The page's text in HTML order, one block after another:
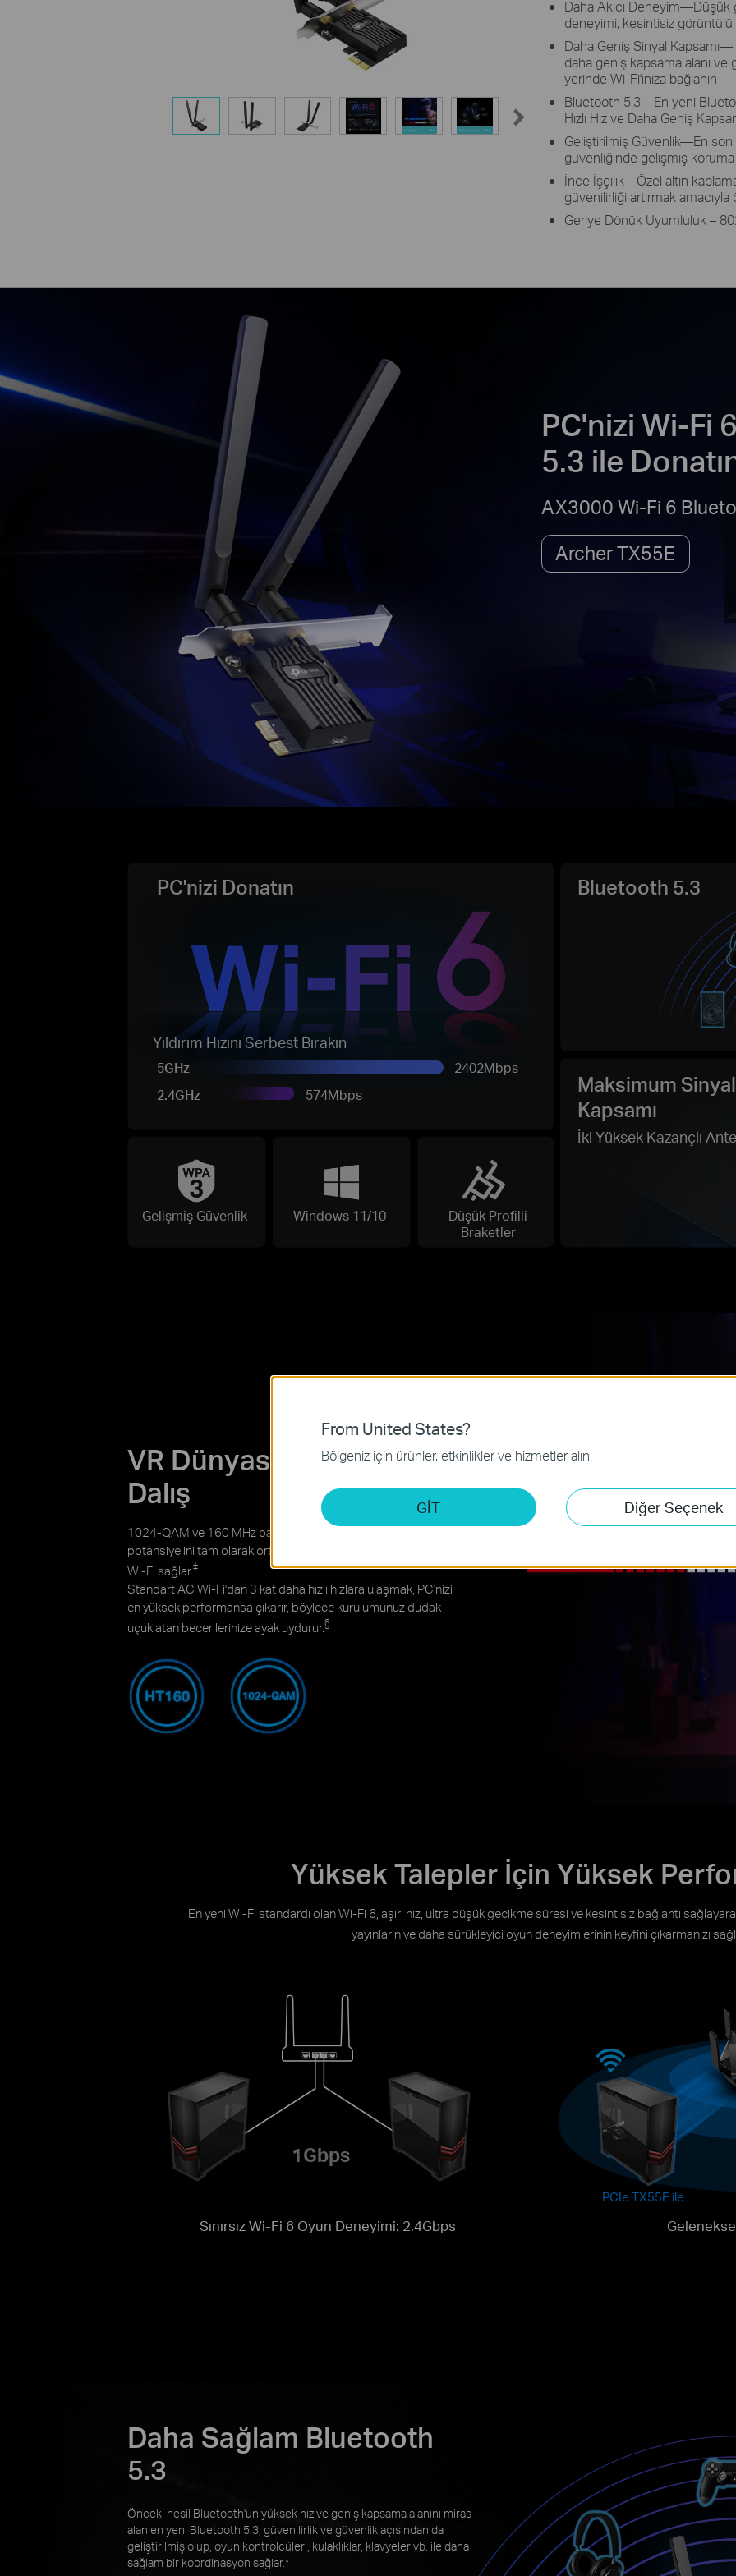
Daha Akıcı
deneyimi, kesintisiz görüntülü
Daha Geniş Sinyal Kapsamı—
daha geniş kapsama alanı ve
yerinde Wi-Fi'ınıza bağlanın
Bluetooth 5.3—En yeni
Hızlı Hız ve Daha Geniş
Geliştirilmiş Güvenlik—En
güvenliğinde gelişmiş
İnce İşçilik—Özel altın
güvenilirliği artırmak
Geriye Dönük Uyumluluk –
PC'nizi Wi-Fi
5.3 ile
AX3000 Wi-Fi 6
Archer TX55E
PC'nizi Donatın
Yıldırım Hızını Serbest Bırakın
5GHz
2402Mbps
2.4GHz
574Mbps
Bluetooth 5.3
Gelişmiş Güvenlik Windows 11/10
Düşük Profilli
Braketler
Maksimum Sinyal
Kapsamı
İki Yüksek Kazançlı
VR Dünyasına Derin Bir
Dalış
1024-QAM ve 160 MHz bant genişliği, Wi-Fi 6 Router'ınızın
potansiyelini tam olarak ortaya çıkarmak için güçlü, kesintisiz
Wi-Fi sağlar.‡
Standart AC Wi-Fi'dan 3 kat daha hızlı hızlara ulaşmak, PC'nizi
en yüksek performansa çıkarır, böylece kurulumunuz dudak
uçuklatan becerilerinize ayak uydurur.§
Yüksek Talepler İçin Yüksek
En yeni Wi-Fi standardı olan Wi-Fi 6, aşırı hız, ultra düşük gecikme süresi ve kesintisiz bağlantı
yayınların ve daha sürükleyici oyun deneyimlerinin keyfini çıkarmanızı
1Gbps
PCIe TX55E ile
Sınırsız Wi-Fi 6 Oyun Deneyimi: 2.4Gbps
Daha Sağlam Bluetooth
5.3
Önceki nesil Bluetooth'un yüksek hız ve geniş kapsama alanını miras
alan en yeni Bluetooth 5.3, güvenilirlik ve güvenlik açısından da
geliştirilmiş olup, oyun kontrolcüleri, kulaklıklar, klavyeler vb. ile daha
sağlam bir koordinasyon sağlar.*
From United States?
Bölgeniz için ürünler, etkinlikler ve hizmetler alın.
GİT Diğer Seçenek